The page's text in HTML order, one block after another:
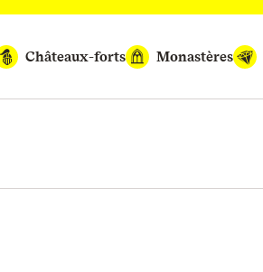
Châteaux-forts Monastères